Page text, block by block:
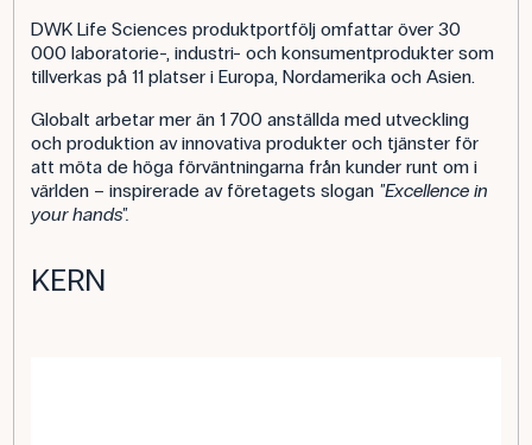
DWK Life Sciences produktportfölj omfattar över 30
000 laboratorie-, industri- och konsumentprodukter som
tillverkas på 11 platser i Europa, Nordamerika och Asien.
Globalt arbetar mer än 1 700 anställda med utveckling
och produktion av innovativa produkter och tjänster för
att möta de höga förväntningarna från kunder runt om i
världen – inspirerade av företagets slogan "Excellence in
your hands".
KERN